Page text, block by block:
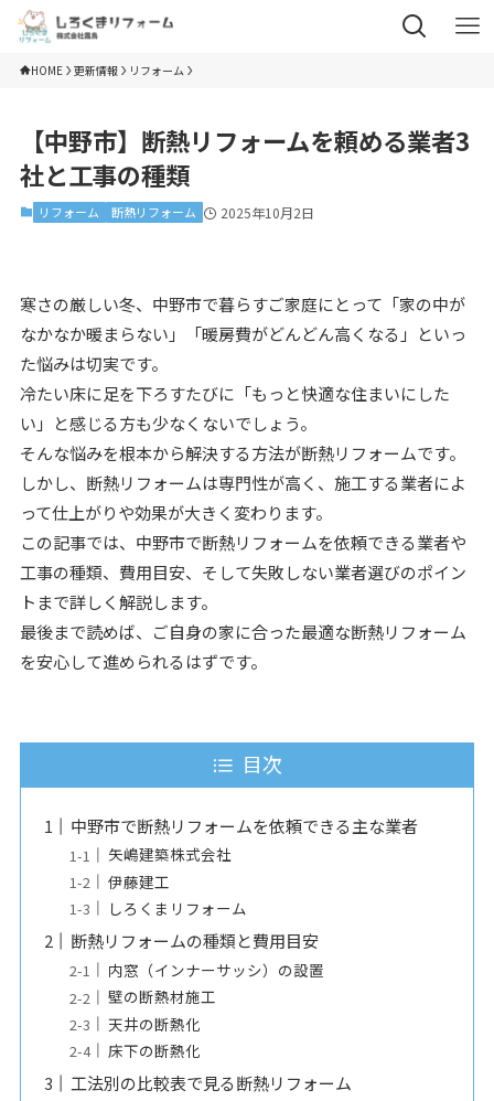
HOME 更新情報 リフォーム
【中野市】断熱リフォームを頼める業者3
社と工事の種類
リフォーム 断熱リフォーム 2025年10月2日
寒さの厳しい冬、中野市で暮らすご家庭にとって「家の中が
なかなか暖まらない」「暖房費がどんどん高くなる」といっ
た悩みは切実です。
冷たい床に足を下ろすたびに「もっと快適な住まいにした
い」と感じる方も少なくないでしょう。
そんな悩みを根本から解決する方法が断熱リフォームです。
しかし、断熱リフォームは専門性が高く、施工する業者によ
って仕上がりや効果が大きく変わります。
この記事では、中野市で断熱リフォームを依頼できる業者や
工事の種類、費用目安、そして失敗しない業者選びのポイン
トまで詳しく解説します。
最後まで読めば、ご自身の家に合った最適な断熱リフォーム
を安心して進められるはずです。
目次
中野市で断熱リフォームを依頼できる主な業者
矢嶋建築株式会社
伊藤建工
しろくまリフォーム
断熱リフォームの種類と費用目安
内窓（インナーサッシ）の設置
壁の断熱材施工
天井の断熱化
床下の断熱化
工法別の比較表で見る断熱リフォーム